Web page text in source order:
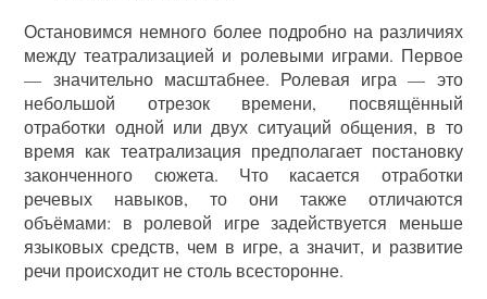
Остановимся немного более подробно на различиях
между театрализацией и ролевыми играми. Первое
— значительно масштабнее. Ролевая игра — это
небольшой отрезок времени, посвящённый
отработки одной или двух ситуаций общения, в то
время как театрализация предполагает постановку
законченного сюжета. Что касается отработки
речевых навыков, то они также отличаются
объёмами: в ролевой игре задействуется меньше
языковых средств, чем в игре, а значит, и развитие
речи происходит не столь всесторонне.